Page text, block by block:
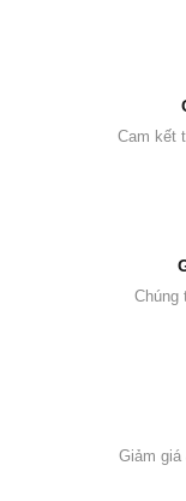
Cam kết
Chúng
Giảm